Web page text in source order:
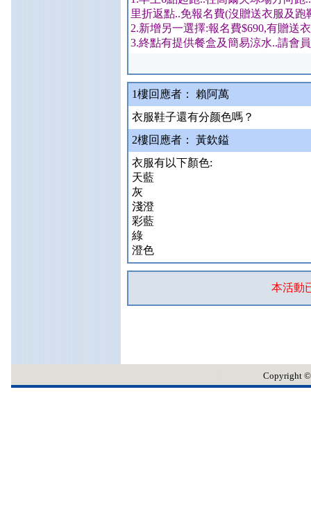
里折返點..免報名費(沒贈送衣服及跑
2.新增另一選擇:報名費$690,有贈送
3.終點有提供餐盒及簡易涼水..請會
1樓回應者： 賴阿萬
衣服鞋子還有分颜色嗎？
2樓回應者： 黃欽鎰
衣服有以下顏色:
天藍
灰
淺澄
彩藍
綠
澄色
本活動
Copyright